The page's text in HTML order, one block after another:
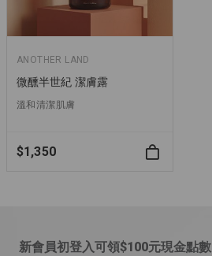
ANOTHER LAND
微醺半世紀 潔膚露
溫和清潔肌膚
$1,350
新會員初登入可領$100元現金點數